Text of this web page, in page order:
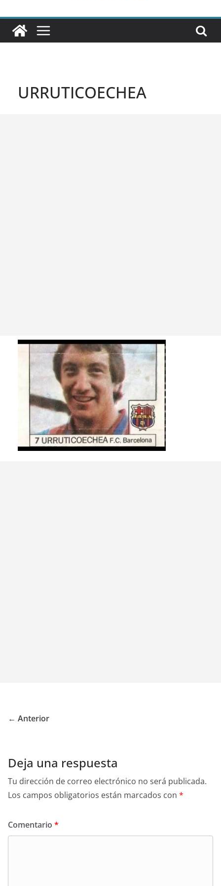
URRUTICOECHEA
← Anterior
Deja una respuesta
Tu dirección de correo electrónico no será publicada.
Los campos obligatorios están marcados con *
Comentario *